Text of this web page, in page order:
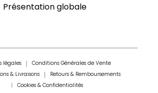
Présentation globale
légales
Conditions Générales de Vente
& Livraisons
Retours & Remboursements
Cookies & Confidentialités